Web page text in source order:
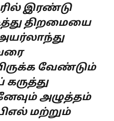
இரண்டு
திறமையை
அயர்லாந்து
வேண்டும்
அழுத்தம்
மற்றும்